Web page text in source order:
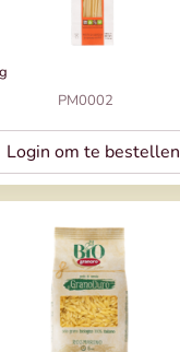
PM0002
Login om te bestellen